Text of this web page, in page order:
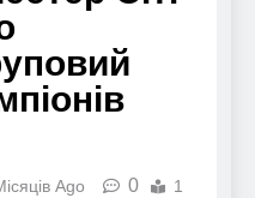
Ago 0
1